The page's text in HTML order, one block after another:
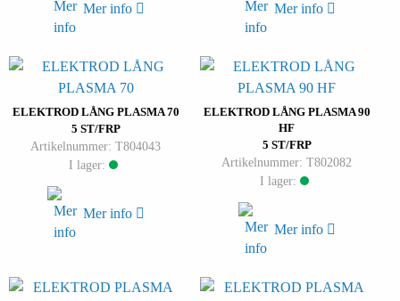
Mer info Mer info
ELEKTROD LÅNG PLASMA 70
5 ST/FRP
Artikelnummer: T804043
I lager:
Mer info
ELEKTROD LÅNG PLASMA 90
HF
5 ST/FRP
Artikelnummer: T802082
I lager:
Mer info